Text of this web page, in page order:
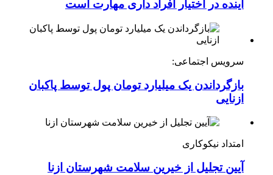
آینده در اختیار افراد داری مهارت است
سرویس اجتماعی:
بازگرداندن یک میلیارد تومان پول توسط پاکبان
ازنایی
امتداد نیکوکاری
آیین تجلیل از خیرین سلامت شهرستان ازنا